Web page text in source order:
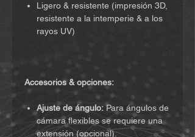
Ligero & resistente (impresión 3D,
resistente a la intemperie & a los
rayos UV)
Accesorios & opciones:
Ajuste de ángulo:Para ángulos de
cámara flexibles se requiere una
extensión (opcional).